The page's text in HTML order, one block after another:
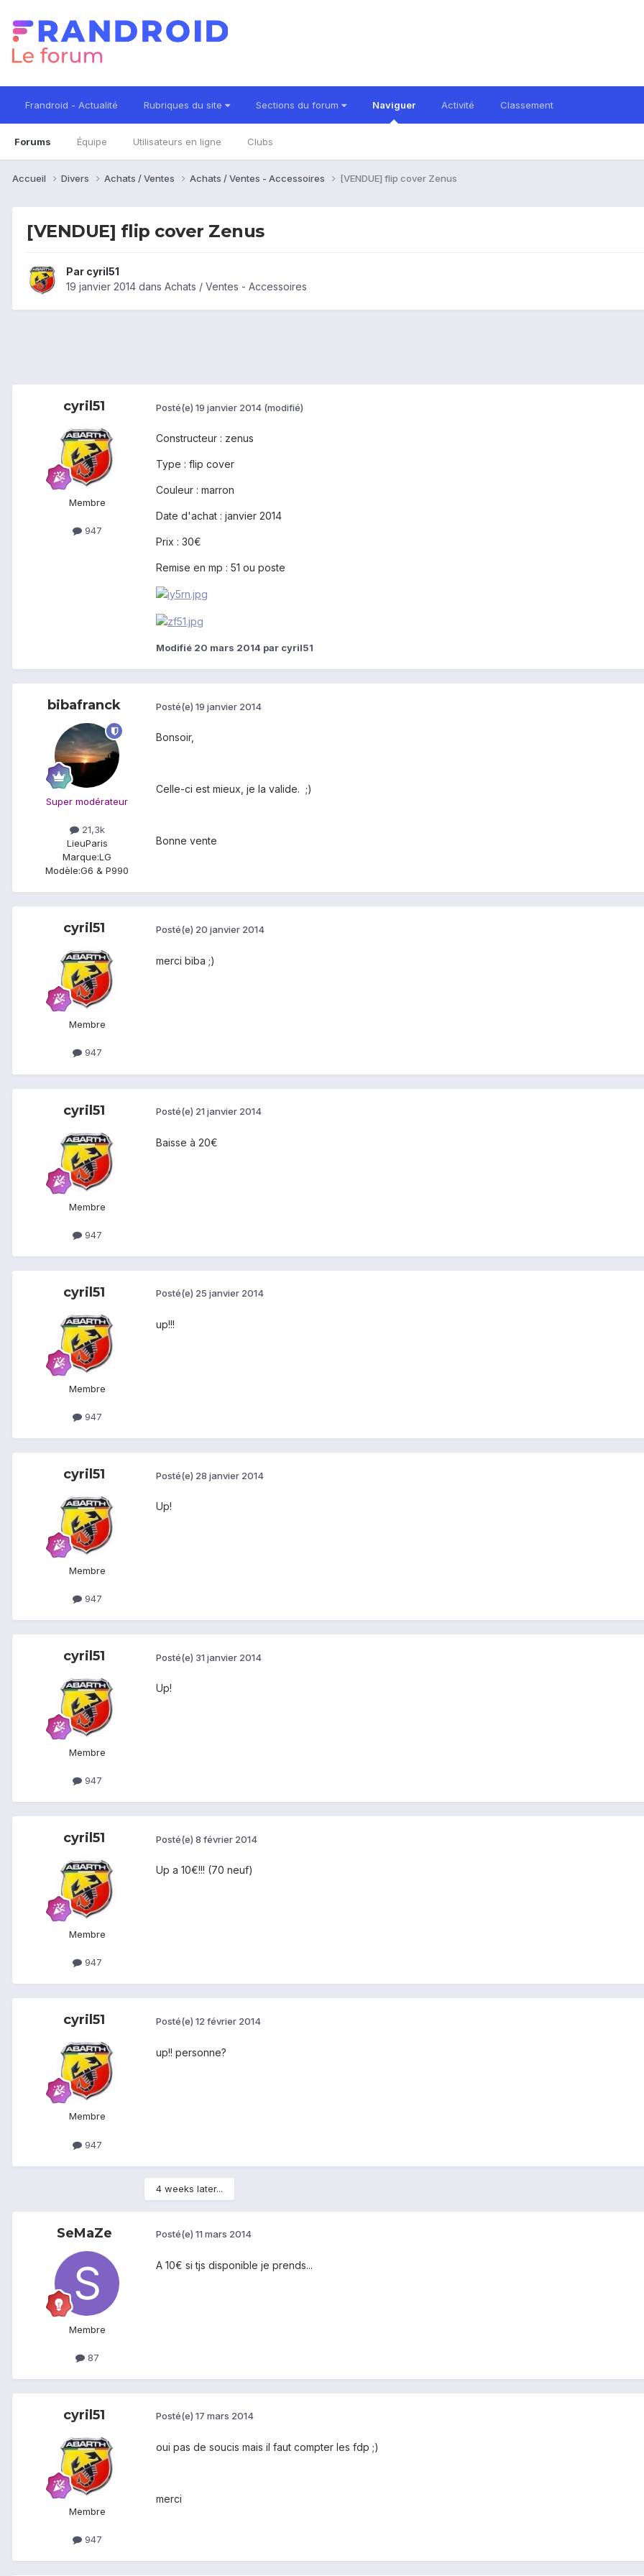
Frandroid - Actualité Rubriques du site Sections du forum Naviguer
Forums Équipe Utilisateurs en ligne Clubs
Activité Classement
Accueil Divers Achats / Ventes Achats / Ventes - Accessoires [VENDUE] flip cover Zenus
[VENDUE] flip cover Zenus
Par cyril51
19 janvier 2014 dans Achats / Ventes - Accessoires
cyril51
Membre
947
Posté(e) 19 janvier 2014 (modifié)
Constructeur : zenus
Type : flip cover
Couleur : marron
Date d'achat : janvier 2014
Prix : 30€
Remise en mp : 51 ou poste
Modifié 20 mars 2014 par cyril51
bibafranck
Super modérateur
21,3k
LieuParis
Marque:LG
Modèle:G6 & P990
Posté(e) 19 janvier 2014
Bonsoir,
Celle-ci est mieux, je la valide. ;)
Bonne vente
cyril51
Membre
947
Posté(e) 20 janvier 2014
merci biba ;)
cyril51
Membre
947
Posté(e) 21 janvier 2014
Baisse à 20€
cyril51
Membre
947
Posté(e) 25 janvier 2014
up!!!
cyril51
Membre
947
Posté(e) 28 janvier 2014
Up!
cyril51
Membre
947
Posté(e) 31 janvier 2014
Up!
cyril51
Membre
947
Posté(e) 8 février 2014
Up a 10€!!! (70 neuf)
cyril51
Membre
947
Posté(e) 12 février 2014
up!! personne?
4 weeks later...
SeMaZe
Membre
87
Posté(e) 11 mars 2014
A 10€ si tjs disponible je prends...
cyril51
Membre
947
Posté(e) 17 mars 2014
oui pas de soucis mais il faut compter les fdp ;)
merci